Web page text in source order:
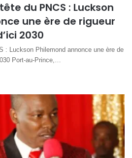
du PNCS : Luckson
une ère de rigueur
2030
: Luckson Philemond annonce une ère de
Port-au-Prince,…